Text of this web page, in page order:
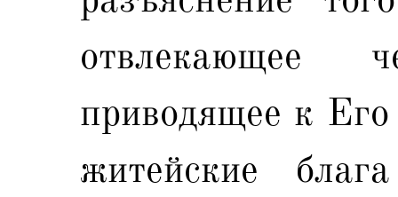
отвлекающее
приводящее к
житейские